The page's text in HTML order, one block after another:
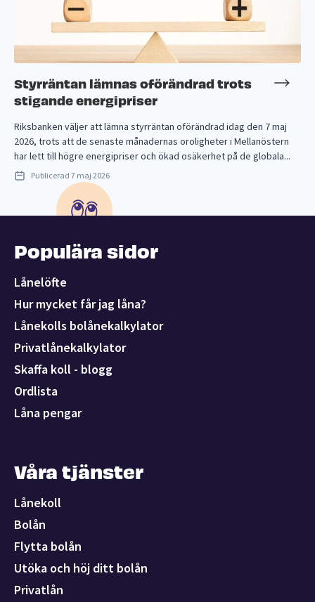
Styrräntan lämnas oförändrad trots
stigande energipriser
Riksbanken väljer att lämna styrräntan oförändrad idag den 7 maj
2026, trots att de senaste månadernas oroligheter i Mellanöstern
har lett till högre energipriser och ökad osäkerhet på de globala...
Publicerad 7 maj 2026
Populära sidor
Lånelöfte
Hur mycket får jag låna?
Lånekolls bolånekalkylator
Privatlånekalkylator
Skaffa koll - blogg
Ordlista
Låna pengar
Våra tjänster
Lånekoll
Bolån
Flytta bolån
Utöka och höj ditt bolån
Privatlån